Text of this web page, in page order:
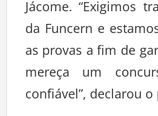
Jácome. “Exigimos
da Funcern e
as provas a fim de
mereça um
confiável”, declarou